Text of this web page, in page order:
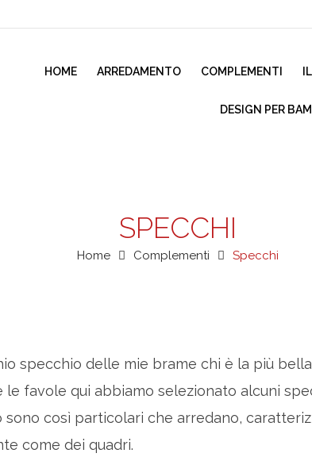
HOME ARREDAMENTO COMPLEMENTI
DESIGN PER
SPECCHI
Home Complementi Specchi
specchio delle mie brame chi è la più
le favole qui abbiamo selezionato alcuni
sono così particolari che arredano,
come dei quadri.